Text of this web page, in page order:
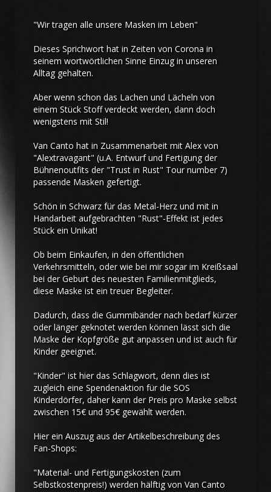
"Wir tragen alle unsere Masken im Leben"
Dieses Sprichwort hat in Zeiten von Corona in
seinem wortwörtlichen Sinne Einzug in unseren
Alltag gehalten.
Aber wenn schon das Lachen und Lächeln von
einem Stück Stoff verdeckt werden, dann doch
wenigstens mit Stil!
Van Canto hat in Zusammenarbeit mit Alex von
"Alextravagant" (u.A. Entwurf und Fertigung der
Bühnenoutfits der "Trust in Rust" Tour number 7)
passende Masken gefertigt.
Schön in Schwarz für das Metal-Herz und mit in
Handarbeit aufgebrachten "Rust"-Effekt ist jedes
Stück ein Unikat!
Ob beim Einkaufen, in den öffentlichen
Verkehrsmitteln, oder wie bei mir sogar im Kreißsaal
bei der Geburt des neuesten Familienmitglieds,
diese Maske ist ein treuer Begleiter.
Dadurch, dass die Gummibänder nach bedarf kürzer
oder länger geknotet werden können lässt sich die
Maske der Kopfgröße gut anpassen und ist auch für
Kinder geeignet.
"Kinder" ist hier das Schlagwort, denn dies ist
zugleich eine Spendenaktion für die SOS
Kinderdörfer, daher kann der Preis pro Maske selbst
zwischen 15€ und 95€ gewählt werden.
Hier ein Auszug aus der Artikelbeschreibung des
Fan-Shops:
"Material- und Fertigungskosten (zum
Selbstkostenpreis!) werden hälftig von Van Canto